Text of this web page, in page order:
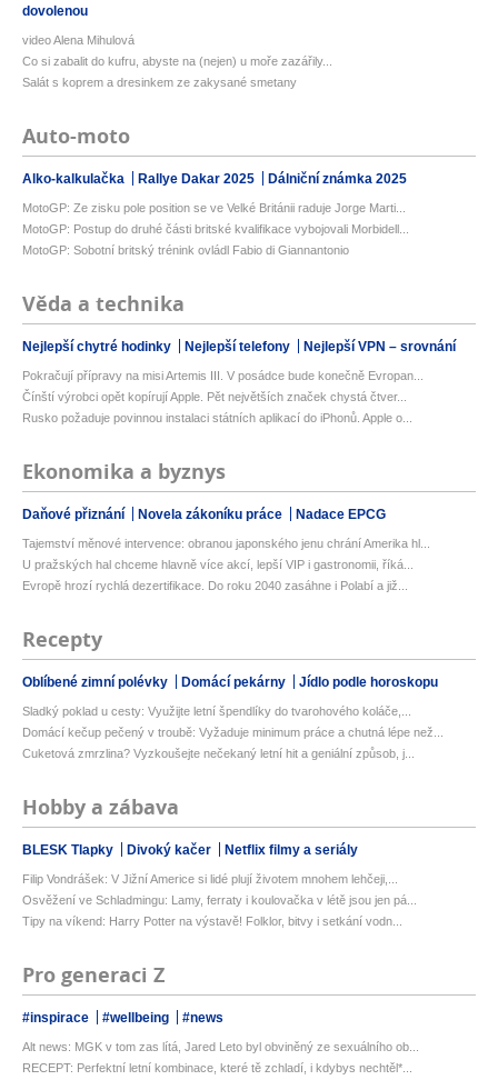
dovolenou
video Alena Mihulová
Co si zabalit do kufru, abyste na (nejen) u moře zazářily...
Salát s koprem a dresinkem ze zakysané smetany
Auto-moto
Alko-kalkulačka Rallye Dakar 2025 Dálniční známka 2025
MotoGP: Ze zisku pole position se ve Velké Británii raduje Jorge Marti...
MotoGP: Postup do druhé části britské kvalifikace vybojovali Morbidell...
MotoGP: Sobotní britský trénink ovládl Fabio di Giannantonio
Věda a technika
Nejlepší chytré hodinky Nejlepší telefony Nejlepší VPN – srovnání
Pokračují přípravy na misi Artemis III. V posádce bude konečně Evropan...
Čínští výrobci opět kopírují Apple. Pět největších značek chystá čtver...
Rusko požaduje povinnou instalaci státních aplikací do iPhonů. Apple o...
Ekonomika a byznys
Daňové přiznání Novela zákoníku práce Nadace EPCG
Tajemství měnové intervence: obranou japonského jenu chrání Amerika hl...
U pražských hal chceme hlavně více akcí, lepší VIP i gastronomii, říká...
Evropě hrozí rychlá dezertifikace. Do roku 2040 zasáhne i Polabí a již...
Recepty
Oblíbené zimní polévky Domácí pekárny Jídlo podle horoskopu
Sladký poklad u cesty: Využijte letní špendlíky do tvarohového koláče,...
Domácí kečup pečený v troubě: Vyžaduje minimum práce a chutná lépe než...
Cuketová zmrzlina? Vyzkoušejte nečekaný letní hit a geniální způsob, j...
Hobby a zábava
BLESK Tlapky Divoký kačer Netflix filmy a seriály
Filip Vondrášek: V Jižní Americe si lidé plují životem mnohem lehčeji,...
Osvěžení ve Schladmingu: Lamy, ferraty i koulovačka v létě jsou jen pá...
Tipy na víkend: Harry Potter na výstavě! Folklor, bitvy i setkání vodn...
Pro generaci Z
#inspirace #wellbeing #news
Alt news: MGK v tom zas lítá, Jared Leto byl obviněný ze sexuálního ob...
RECEPT: Perfektní letní kombinace, které tě zchladí, i kdybys nechtěl*...